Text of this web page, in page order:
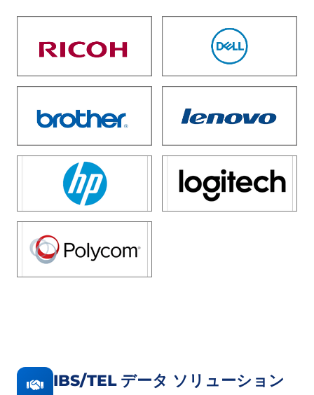
IBS/TEL データ ソリューション